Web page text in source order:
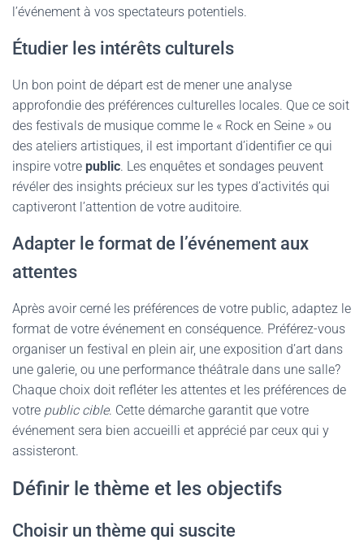
l’événement à vos spectateurs potentiels.
Étudier les intérêts culturels
Un bon point de départ est de mener une analyse
approfondie des préférences culturelles locales. Que ce soit
des festivals de musique comme le « Rock en Seine » ou
des ateliers artistiques, il est important d’identifier ce qui
inspire votre public. Les enquêtes et sondages peuvent
révéler des insights précieux sur les types d’activités qui
captiveront l’attention de votre auditoire.
Adapter le format de l’événement aux
attentes
Après avoir cerné les préférences de votre public, adaptez le
format de votre événement en conséquence. Préférez-vous
organiser un festival en plein air, une exposition d’art dans
une galerie, ou une performance théâtrale dans une salle?
Chaque choix doit refléter les attentes et les préférences de
votre public cible. Cette démarche garantit que votre
événement sera bien accueilli et apprécié par ceux qui y
assisteront.
Définir le thème et les objectifs
Choisir un thème qui suscite